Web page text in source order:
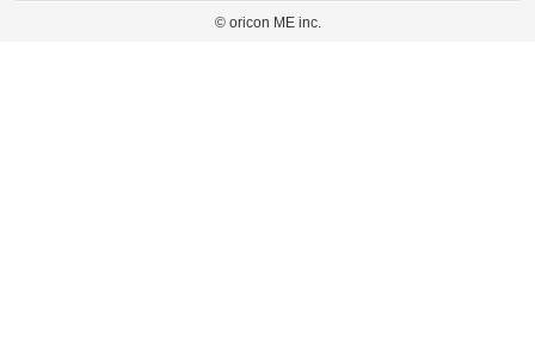
弊社の見解・ 意見ではないことをご理解いただいた上でご覧ください。
このサイトでは Cookie を使用して、ユーザーに合わせたコンテンツや広告の表示、ソー
© oricon ME inc.